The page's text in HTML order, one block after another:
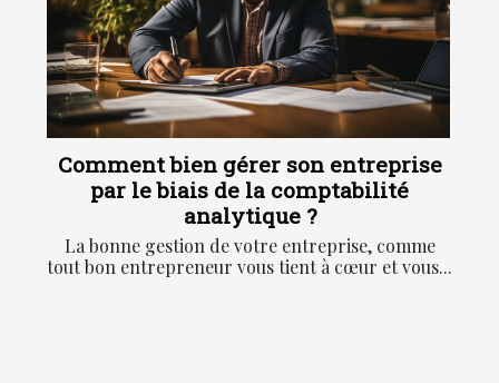
Comment bien gérer son entreprise
par le biais de la comptabilité
analytique ?
La bonne gestion de votre entreprise, comme
tout bon entrepreneur vous tient à cœur et vous...